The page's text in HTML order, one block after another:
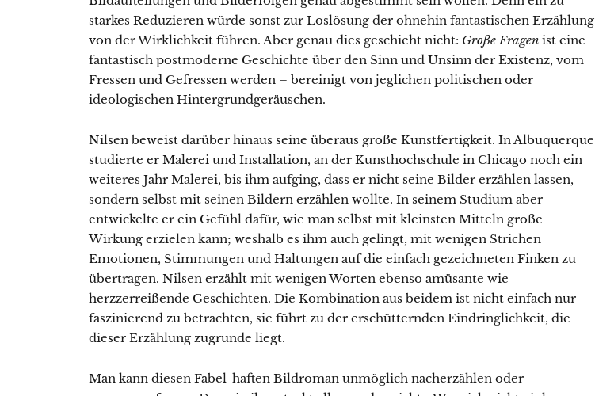
starkes Reduzieren würde sonst zur Loslösung der ohnehin fantastischen Erzählung
von der Wirklichkeit führen. Aber genau dies geschieht nicht: Große Fragen ist eine
fantastisch postmoderne Geschichte über den Sinn und Unsinn der Existenz, vom
Fressen und Gefressen werden – bereinigt von jeglichen politischen oder
ideologischen Hintergrundgeräuschen.
Nilsen beweist darüber hinaus seine überaus große Kunstfertigkeit. In Albuquerque
studierte er Malerei und Installation, an der Kunsthochschule in Chicago noch ein
weiteres Jahr Malerei, bis ihm aufging, dass er nicht seine Bilder erzählen lassen,
sondern selbst mit seinen Bildern erzählen wollte. In seinem Studium aber
entwickelte er ein Gefühl dafür, wie man selbst mit kleinsten Mitteln große
Wirkung erzielen kann; weshalb es ihm auch gelingt, mit wenigen Strichen
Emotionen, Stimmungen und Haltungen auf die einfach gezeichneten Finken zu
übertragen. Nilsen erzählt mit wenigen Worten ebenso amüsante wie
herzzerreißende Geschichten. Die Kombination aus beidem ist nicht einfach nur
faszinierend zu betrachten, sie führt zu der erschütternden Eindringlichkeit, die
dieser Erzählung zugrunde liegt.
Man kann diesen Fabel-haften Bildroman unmöglich nacherzählen oder